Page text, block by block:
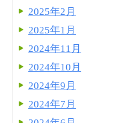
2025年2月
2025年1月
2024年11月
2024年10月
2024年9月
2024年7月